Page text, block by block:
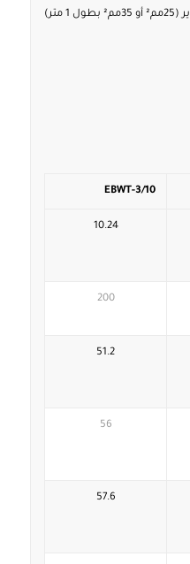
EBWT-3/10
10.24
200
51.2
56
57.6